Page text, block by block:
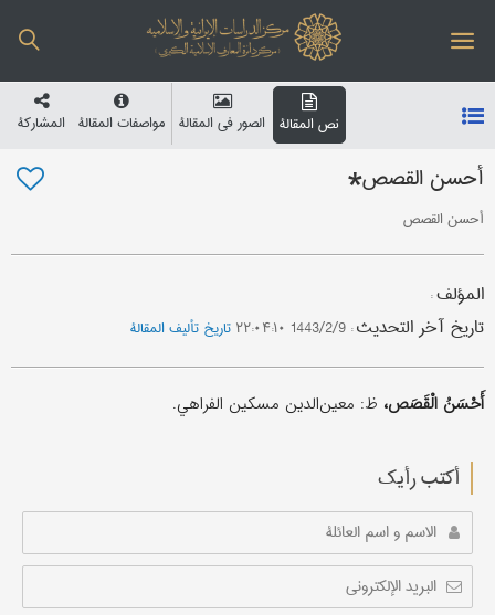
نص المقالة الصور في المقالة مواصفات المقالة المشارکة
أحسن القصص*
أحسن القصص
المؤلف:
تاریخ آخر التحدیث: 1443/2/9 ۲۲:۰۴:۱۰ تاریخ تألیف المقالة
أَحْسَنُ الْقَصَص، ظ: معین‌الدین مسکین الفراهي.
أکتب رأیك